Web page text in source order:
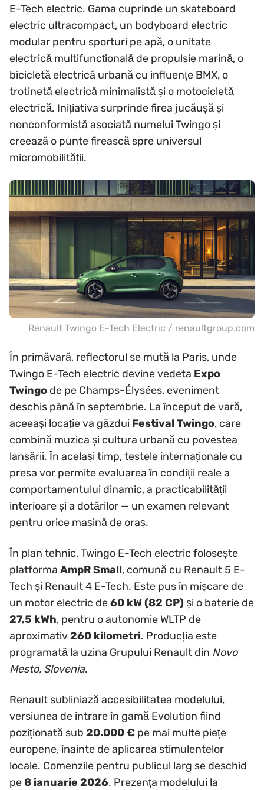
E-Tech electric. Gama cuprinde un skateboard
electric ultracompact, un bodyboard electric
modular pentru sporturi pe apă, o unitate
electrică multifuncțională de propulsie marină, o
bicicletă electrică urbană cu influențe BMX, o
trotinetă electrică minimalistă și o motocicletă
electrică. Inițiativa surprinde firea jucăușă și
nonconformistă asociată numelui Twingo și
creează o punte firească spre universul
micromobilității.
Renault Twingo E-Tech Electric / renaultgroup.com
În primăvară, reflectorul se mută la Paris, unde
Twingo E-Tech electric devine vedeta Expo
Twingo de pe Champs-Élysées, eveniment
deschis până în septembrie. La început de vară,
aceeași locație va găzdui Festival Twingo, care
combină muzica și cultura urbană cu povestea
lansării. În același timp, testele internaționale cu
presa vor permite evaluarea în condiții reale a
comportamentului dinamic, a practicabilității
interioare și a dotărilor — un examen relevant
pentru orice mașină de oraș.
În plan tehnic, Twingo E-Tech electric folosește
platforma AmpR Small, comună cu Renault 5 E-
Tech și Renault 4 E-Tech. Este pus în mișcare de
un motor electric de60 kW (82 CP)și o baterie de
27,5 kWh, pentru o autonomie WLTP de
aproximativ260 kilometri. Producția este
programată la uzina Grupului Renault din Novo
Mesto, Slovenia.
Renault subliniază accesibilitatea modelului,
versiunea de intrare în gamă Evolution fiind
poziționată sub 20.000 € pe mai multe piețe
europene, înainte de aplicarea stimulentelor
locale. Comenzile pentru publicul larg se deschid
pe8 ianuarie 2026. Prezența modelului la